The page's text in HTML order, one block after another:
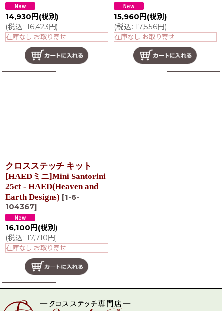
14,930 円 (税別)
(税込: 16,423円)
在庫なし お取り寄せ
15,960 円 (税別)
(税込: 17,556円)
在庫なし お取り寄せ
クロスステッチ キット
[HAEDミニ]Mini Santorini
25ct - HAED(Heaven and
Earth Designs) [1-6-
104367]
16,100 円 (税別)
(税込: 17,710円)
在庫なし お取り寄せ